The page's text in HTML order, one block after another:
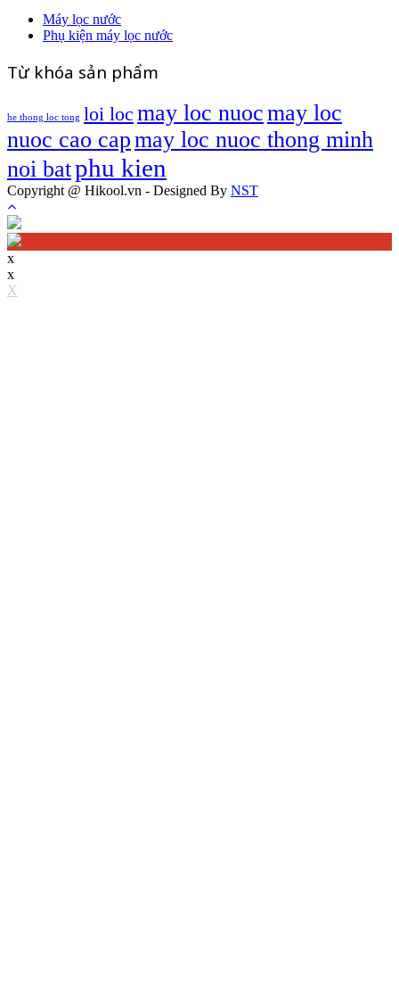
Máy lọc nước
Phụ kiện máy lọc nước
Từ khóa sản phẩm
he thong loc tong loi loc may loc nuocmay loc
nuoc cao capmay loc nuoc thong minh
noi batphu kien
Copyright @ Hikool.vn - Designed By NST
x
x
X